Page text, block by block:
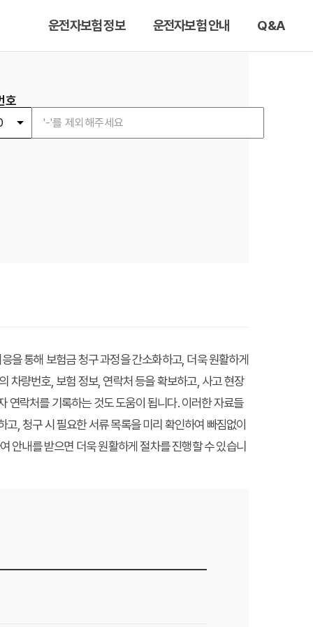
운전자보험 정보 운전자보험 안내 Q&A
호
을 통해 보험금 청구 과정을 간소화하고, 더욱 원활하게
차량번호, 보험 정보, 연락처 등을 확보하고, 사고 현장
연락처를 기록하는 것도 도움이 됩니다. 이러한 자료들
, 청구 시 필요한 서류 목록을 미리 확인하여 빠짐없이
안내를 받으면 더욱 원활하게 절차를 진행할 수 있습니